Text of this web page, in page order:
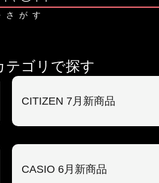
さがす
テゴリで探す
CITIZEN 7月新商品
CASIO 6月新商品